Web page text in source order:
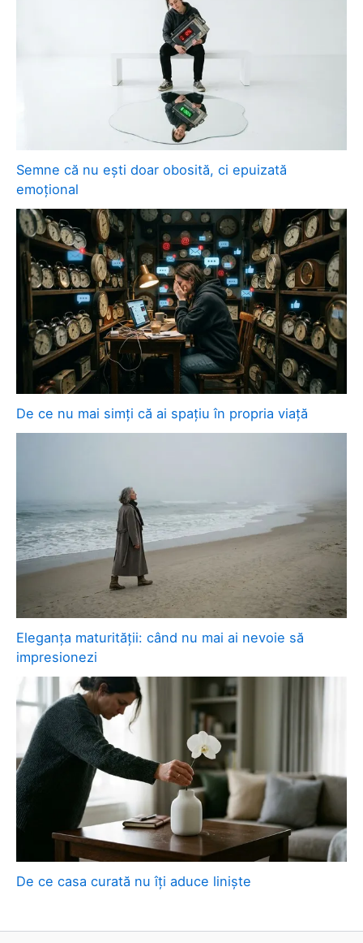
Semne că nu ești doar obosită, ci epuizată
emoțional
De ce nu mai simți că ai spațiu în propria viață
Eleganța maturității: când nu mai ai nevoie să
impresionezi
De ce casa curată nu îți aduce liniște